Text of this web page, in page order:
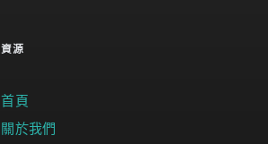
資源
首頁
關於我們